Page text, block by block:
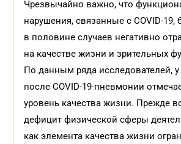
Чрезвычайно важно, что
нарушения, связанные с COVID-19,
в половине случаев негативно
на качестве жизни и зрительных
По данным ряда исследователей,
после COVID-19-пневмонии
уровень качества жизни. Прежде
дефицит физической сферы
как элемента качества жизни